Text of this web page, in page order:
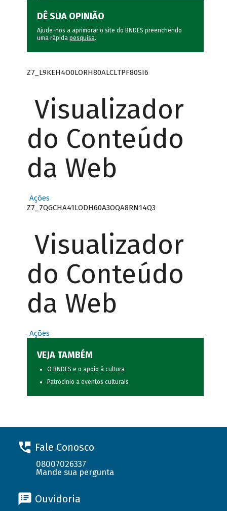
DÊ SUA OPINIÃO
Ajude-nos a aprimorar o site do BNDES preenchendo
uma rápida pesquisa.
Z7_L9KEH4O0LORH80ALCLTPF80SI6
Visualizador
do Conteúdo
da Web
Ações
Z7_7QGCHA41LODH60A3OQA8RN14Q3
Visualizador
do Conteúdo
da Web
Ações
VEJA TAMBÉM
O BNDES e o apoio à cultura
Patrocínio a eventos culturais
Fale Conosco
08007026337
Mande sua pergunta
Ouvidoria